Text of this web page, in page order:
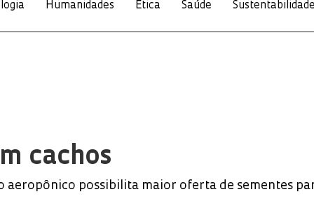
Humanidades Ética Saúde
cachos
aeropônico possibilita maior oferta de sementes